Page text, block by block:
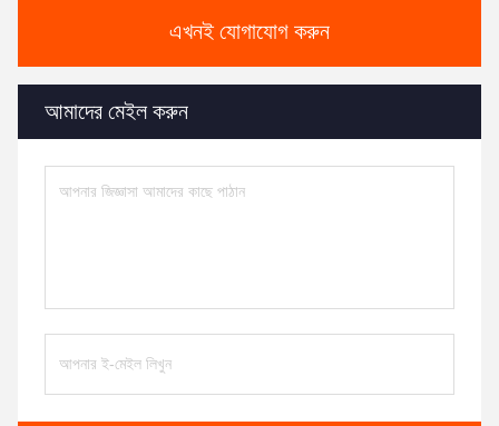
এখনই যোগাযোগ করুন
আমাদের মেইল ​​করুন